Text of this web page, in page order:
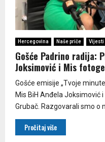
Hercegovina Naše priče Vijesti
Gošće Padrino radija:
Joksimović i Mis
Gošće emisije „Tvoje
Mis BiH Anđela Joksimović
Grubač. Razgovarali smo o
Pročitaj više